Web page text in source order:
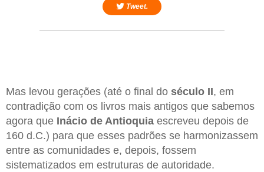
Tweet.
Mas levou gerações (até o final do século II, em
contradição com os livros mais antigos que sabemos
agora que Inácio de Antioquia escreveu depois de
160 d.C.) para que esses padrões se harmonizassem
entre as comunidades e, depois, fossem
sistematizados em estruturas de autoridade.